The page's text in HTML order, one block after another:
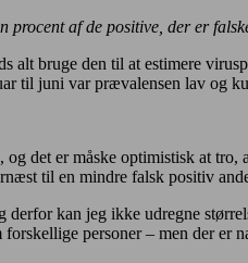
procent af de positive, der er
alt bruge den til at estimere
til juni var prævalensen lav og
det er måske optimistisk at
til en mindre falsk positiv
kan jeg ikke udregne
personer – men der